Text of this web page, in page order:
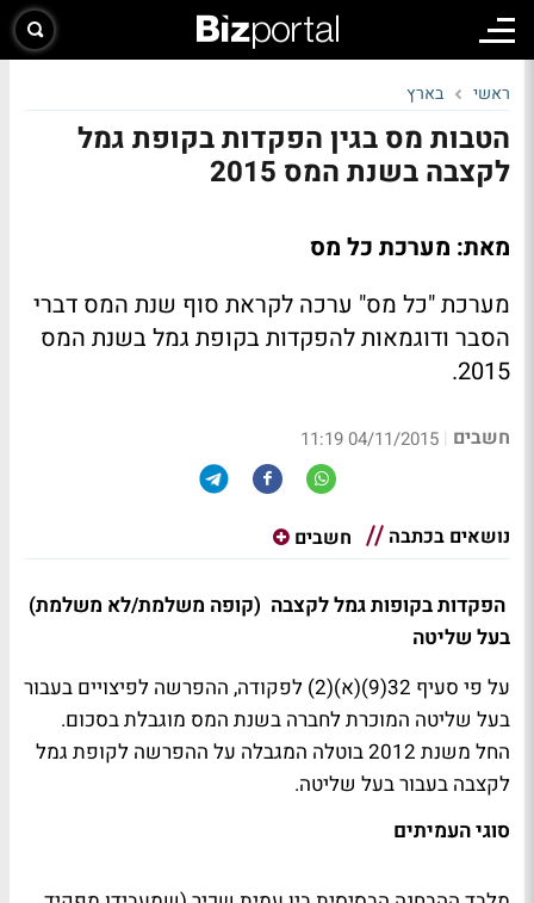
ראשי בארץ
הטבות מס בגין הפקדות בקופת גמל
לקצבה בשנת המס 2015
מאת: מערכת כל מס
מערכת "כל מס" ערכה לקראת סוף שנת המס דברי
הסבר ודוגמאות להפקדות בקופת גמל בשנת המס
2015.
חשבים |
04/11/2015 11:19
נושאים בכתבה חשבים
הפקדות בקופות גמל לקצבה (קופה משלמת/לא משלמת)
בעל שליטה
על פי סעיף 32(9)(א)(2) לפקודה, ההפרשה לפיצויים בעבור
בעל שליטה המוכרת לחברה בשנת המס מוגבלת בסכום.
החל משנת 2012 בוטלה המגבלה על ההפרשה לקופת גמל
לקצבה בעבור בעל שליטה.
סוגי העמיתים